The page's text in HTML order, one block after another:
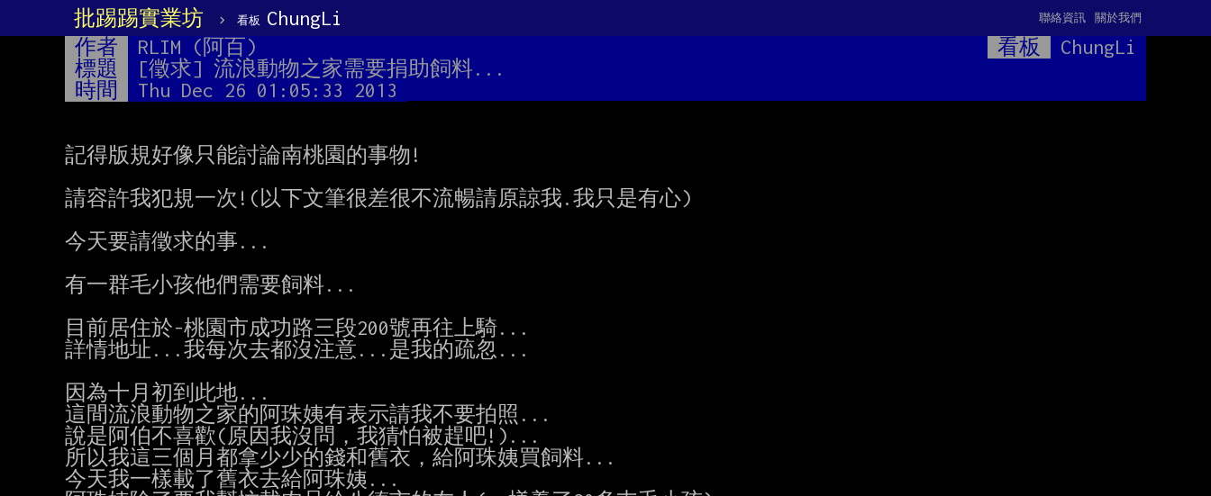
批踢踢實業坊 › 看板 ChungLi 關於我們
聯絡資訊
作者 RLIM (阿百) 看板
ChungLi
標題
[徵求] 流浪動物之家需要捐助飼料...
時間
Thu Dec 26 01:05:33 2013
記得版規好像只能討論南桃園的事物!
請容許我犯規一次!(以下文筆很差很不流暢請原諒我.我只是有心)
今天要請徵求的事...
有一群毛小孩他們需要飼料...
目前居住於-桃園市成功路三段200號再往上騎...
詳情地址...我每次去都沒注意...是我的疏忽...
因為十月初到此地...
這間流浪動物之家的阿珠姨有表示請我不要拍照...
說是阿伯不喜歡(原因我沒問，我猜怕被趕吧!)...
所以我這三個月都拿少少的錢和舊衣，給阿珠姨買飼料...
今天我一樣載了舊衣去給阿珠姨...